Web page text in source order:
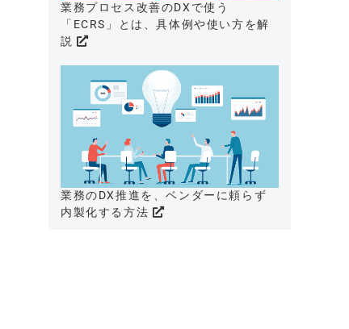
業務プロセス改善のDXで使う
「ECRS」とは、具体例や使い方を解
説
業務のDX推進を、ベンダーに頼らず
内製化する方法